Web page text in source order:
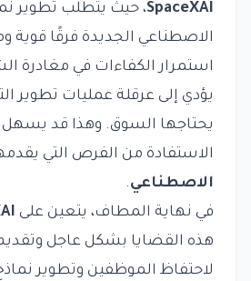
SpaceXAI، حيث يتطلب تطوير
الاصطناعي الجديدة فرقًا قوية
استمرار الكفاءات في مغادرة
يؤدي إلى عرقلة عمليات تطوير
يحتاجها السوق. وهذا قد يسهل
الاستفادة من الفرص التي
الاصطناعي.
في نهاية المطاف، يتعين على
هذه القضايا بشكل عاجل
لاحتفاظ الموظفين وتطوير